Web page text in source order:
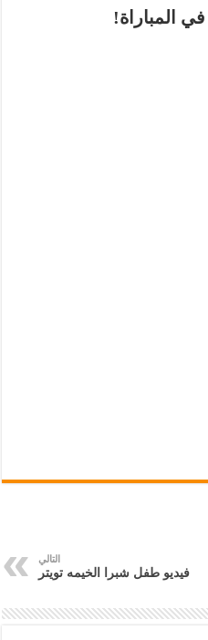
المباراة!
التالي
فيديو طفل شبرا الخيمه تويتر